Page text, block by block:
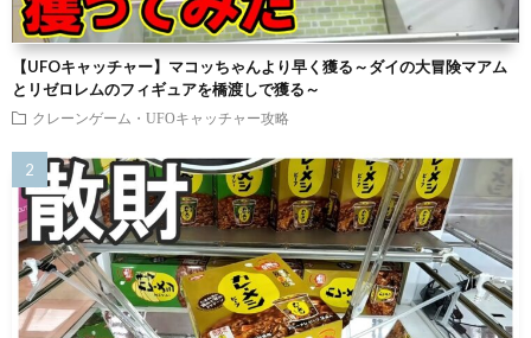
【UFOキャッチャー】マコッちゃんより早く獲る～ダイの大冒険マアム
とリゼロレムのフィギュアを橋渡しで獲る～
クレーンゲーム・UFOキャッチャー攻略